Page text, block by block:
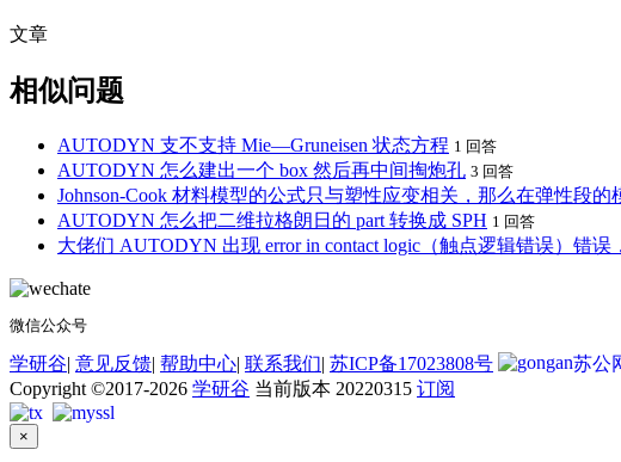
文章
相似问题
AUTODYN 支不支持 Mie—Gruneisen 状态方程 1 回答
AUTODYN 怎么建出一个 box 然后再中间掏炮孔 3 回答
Johnson-Cook 材料模型的公式只与塑性应变相关，那么在弹性段的
AUTODYN 怎么把二维拉格朗日的 part 转换成 SPH 1 回答
大佬们 AUTODYN 出现 error in contact logic（触点逻辑错误）错误
微信公众号
学研谷| 意见反馈| 帮助中心| 联系我们| 苏ICP备17023808号
苏公
Copyright ©2017-2026 学研谷 当前版本 20220315 订阅
×